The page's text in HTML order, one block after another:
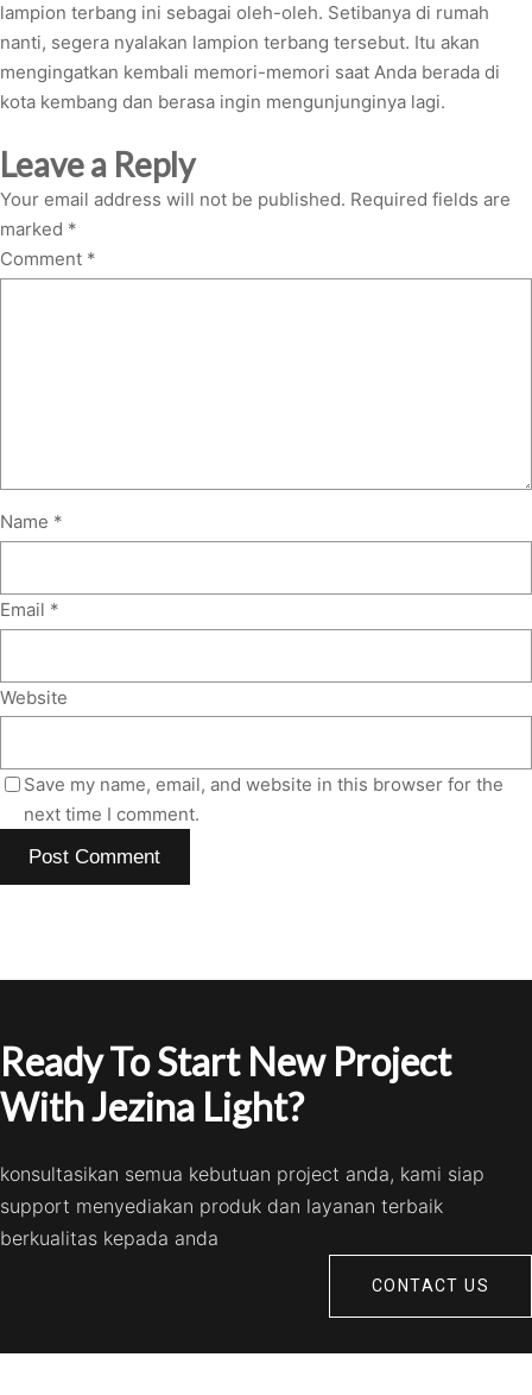
lampion terbang ini sebagai oleh-oleh. Setibanya di rumah
nanti, segera nyalakan lampion terbang tersebut. Itu akan
mengingatkan kembali memori-memori saat Anda berada di
kota kembang dan berasa ingin mengunjunginya lagi.
Leave a Reply
Your email address will not be published. Required fields are
marked *
Comment *
Name *
Email *
Website
Save my name, email, and website in this browser for the
next time I comment.
Ready To Start New Project
With Jezina Light?
konsultasikan semua kebutuan project anda, kami siap
support menyediakan produk dan layanan terbaik
berkualitas kepada anda
CONTACT US